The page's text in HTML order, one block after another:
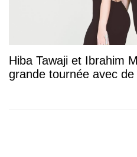
Hiba Tawaji et Ibrahim
grande tournée avec